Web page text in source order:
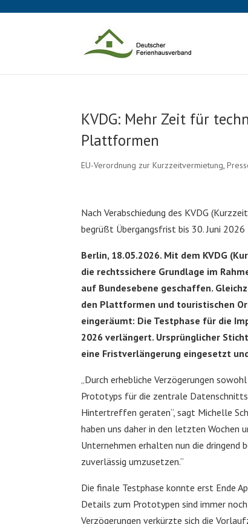
KVDG: Mehr Zeit für
Plattformen
EU-Verordnung zur Kurzzeitvermietung,
Nach Verabschiedung des KVDG
begrüßt Übergangsfrist bis 30. Juni
Berlin, 18.05.2026. Mit dem KVDG
die rechtssichere Grundlage im
auf Bundesebene geschaffen.
den Plattformen und touristischen
eingeräumt: Die Testphase für die
2026 verlängert. Ursprünglicher
eine Fristverlängerung eingesetzt
„Durch erhebliche Verzögerungen
Prototyps für die zentrale
Hintertreffen geraten“, sagt Michelle
haben uns daher in den letzten
Unternehmen erhalten nun die dringend
zuverlässig umzusetzen.“
Die finale Testphase konnte erst Ende
Details zum Prototypen sind immer
Verzögerungen verkürzte sich die